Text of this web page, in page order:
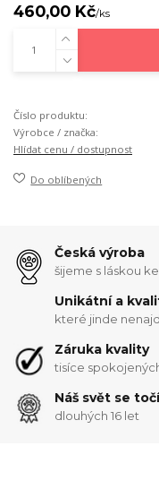
460,00 Kč/ks
Číslo produktu:
Výrobce / značka:
Hlídat cenu / dostupnost
Do oblíbených
Česká výroba
šijeme s láskou
Unikátní a
které jinde
Záruka kvality
tisíce
Náš svět se
dlouhých 16 let